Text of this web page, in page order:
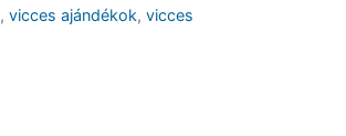
, vicces ajándékok, vicces